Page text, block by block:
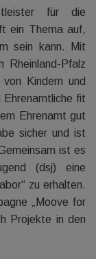
für die
ein Thema auf,
sein kann. Mit
Rheinland-Pfalz
Kindern und
Ehrenamtliche fit
Ehrenamt gut
sicher und ist
ist es
(dsj) eine
zu erhalten.
„Moove for
Projekte in den